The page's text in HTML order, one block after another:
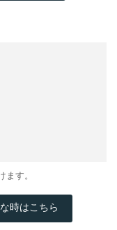
す。
時はこちら